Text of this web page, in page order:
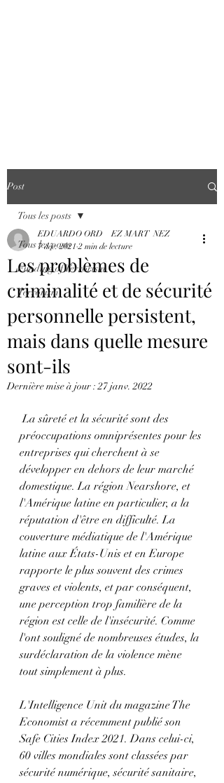
Post
Tous les posts
Funding of Terrorism
Terrorism
Tous les posts
Les problèmes de
criminalité et de sécurité
personnelle persistent,
mais dans quelle mesure
sont-ils
EDUARDO ORD EZ MART NEZ
7 déc. 2021 2 min de lecture
Dernière mise à jour :27 janv. 2022
La sûreté et la sécurité sont des
préoccupations omniprésentes pour les
entreprises qui cherchent à se
développer en dehors de leur marché
domestique. La région Nearshore, et
l'Amérique latine en particulier, a la
réputation d'être en difficulté. La
couverture médiatique de l'Amérique
latine aux États-Unis et en Europe
rapporte le plus souvent des crimes
graves et violents, et par conséquent,
une perception trop familière de la
région est celle de l'insécurité. Comme
l'ont souligné de nombreuses études, la
surdéclaration de la violence mène
tout simplement à plus.
L'Intelligence Unit du magazine The
Economist a récemment publié son
Safe Cities Index 2021. Dans celui-ci,
60 villes mondiales sont classées par
sécurité numérique, sécurité sanitaire,